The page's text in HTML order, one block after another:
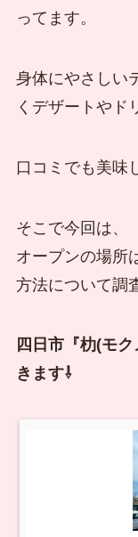
ってます。
身体にやさしい
くデザートやド
口コミでも美味
そこで今回は、
オープンの場所
方法について調
四日市『朸(モ
きます⇩